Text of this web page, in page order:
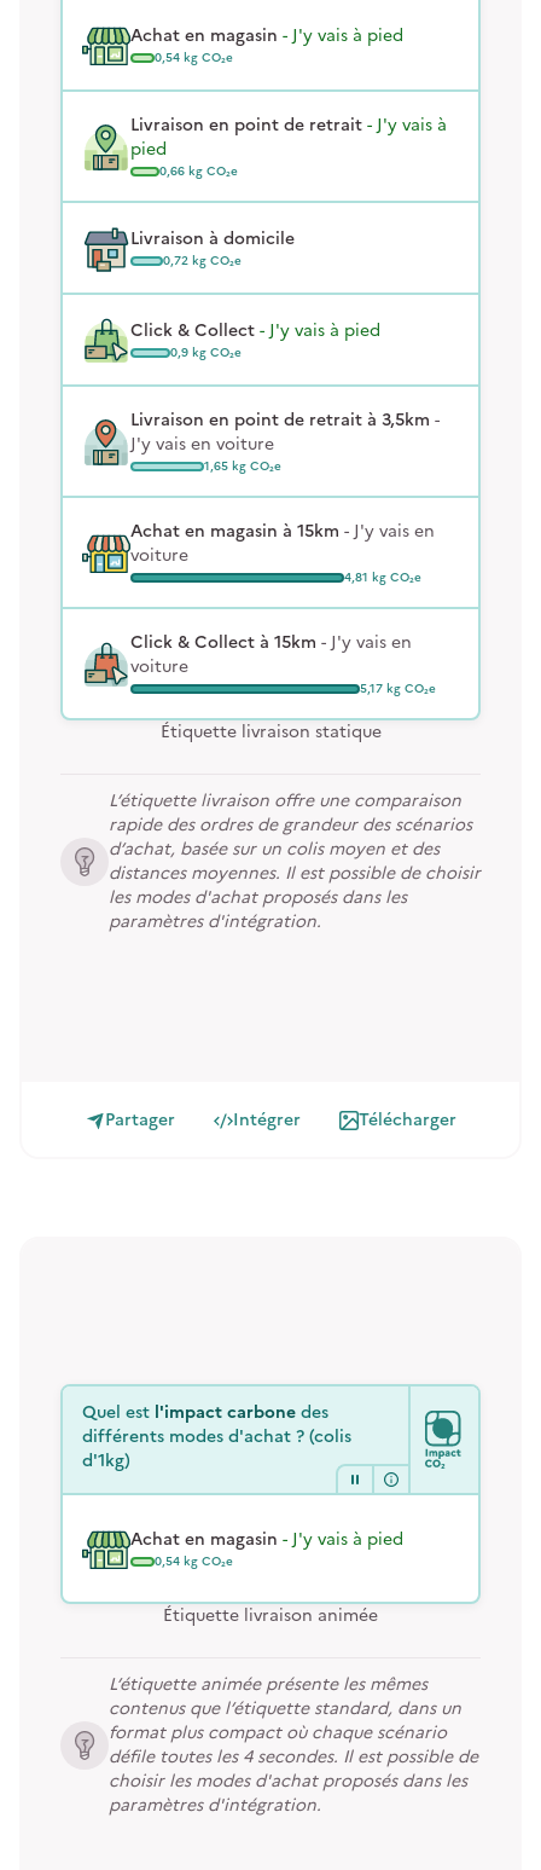
Étiquette livraison statique
L’étiquette livraison offre une comparaison
rapide des ordres de grandeur des scénarios
d’achat, basée sur un colis moyen et des
distances moyennes. Il est possible de choisir
les modes d'achat proposés dans les
paramètres d'intégration.
Achat en magasin -J'y vais à pied
0,54 kg CO₂e
Livraison en point de retrait-J'y vais à
pied
0,66 kg CO₂e
Livraison à domicile
0,72kg CO₂e
Click & Collect-J'y vais à pied
0,9 kg CO₂e
Livraison en point de retraità 3,5km -
J'y vais en voiture
1,65kg CO₂e
Achat en magasin à 15km - J'y vais en
voiture
4,81 kg CO₂e
Click & Collectà 15km - J'y vais en
voiture
5,17 kg CO₂e
Partager Intégrer Télécharger
Étiquette livraison animée
L’étiquette animée présente les mêmes
contenus que l’étiquette standard, dans un
format plus compact où chaque scénario
défile toutes les 4 secondes. Il est possible de
choisir les modes d'achat proposés dans les
paramètres d'intégration.
Quel est l'impact carbonedes
différents modes d'achat ? (colis
d'1kg)
Achat en magasin -J'y vais à pied
0,54 kg CO₂e